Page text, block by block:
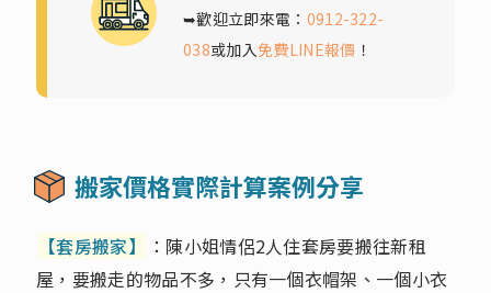
➥歡迎立即來電： 0912-322-
038或加入免費LINE報價 ！
搬家價格實際計算案例分享
【套房搬家】
：陳小姐情侶2人住套房要搬往新租
屋，要搬走的物品不多，只有一個衣帽架、一個小衣